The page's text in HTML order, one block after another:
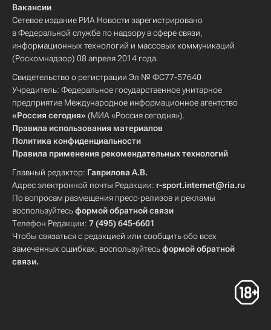
Вакансии
Сетевое издание РИА Новости зарегистрировано
в Федеральной службе по надзору в сфере связи,
информационных технологий и массовых коммуникаций
(Роскомнадзор) 08 апреля 2014 года.
Свидетельство о регистрации Эл № ФС77-57640
Учредитель: Федеральное государственное унитарное
предприятие Международное информационное агентство
«Россия сегодня» (МИА «Россия сегодня»).
Правила использования материалов
Политика конфиденциальности
Правила применения рекомендательных технологий
Главный редактор: Гаврилова А.В.
Адрес электронной почты Редакции: r-sport.internet@ria.ru
По вопросам размещения пресс-релизов и рекламы
воспользуйтесьформой обратной связи
Телефон Редакции: 7 (495) 645-6601
Чтобы связаться с редакцией или сообщить обо всех
замеченных ошибках, воспользуйтесьформой обратной
связи.